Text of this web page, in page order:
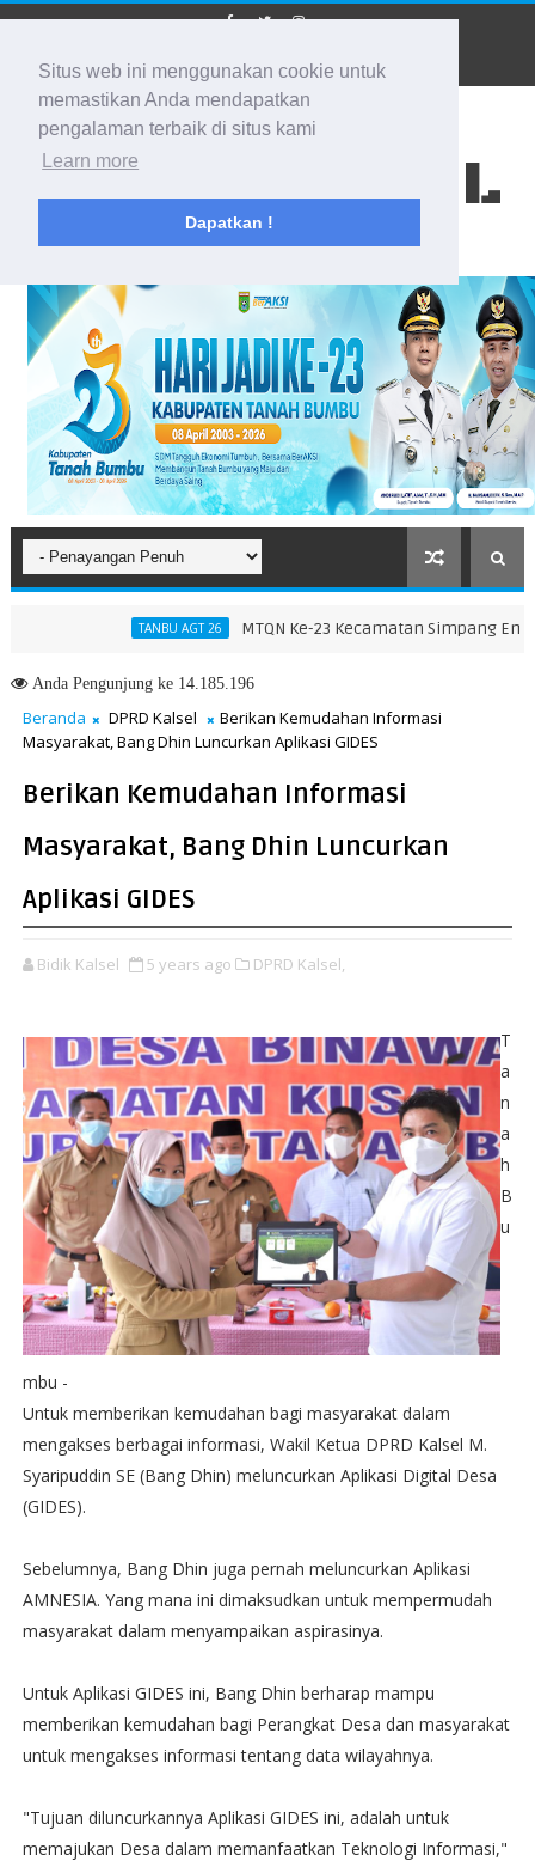
Situs web ini menggunakan cookie untuk
memastikan Anda mendapatkan
pengalaman terbaik di situs kami
Learn more
Dapatkan !
BIDIK KALSEL
Membidik Ke Segala Arah
TANBU AGT 26 MTQN Ke-23 Kecamatan Simpang Empat:
dan Pelatihan Calon Paskibraka 2026
AndaPengunjung ke 14.185.196
Beranda DPRD Kalsel
Berikan Kemudahan Informasi
Masyarakat, Bang Dhin Luncurkan Aplikasi GIDES
Berikan Kemudahan Informasi
Masyarakat, Bang Dhin Luncurkan
Aplikasi GIDES
Bidik Kalsel 5 years ago DPRD Kalsel,
T
a
n
a
h
B
u
mbu -
Untuk memberikan kemudahan bagi masyarakat dalam
mengakses berbagai informasi, Wakil Ketua DPRD Kalsel M.
Syaripuddin SE (Bang Dhin) meluncurkan Aplikasi Digital Desa
(GIDES).
Sebelumnya, Bang Dhin juga pernah meluncurkan Aplikasi
AMNESIA. Yang mana ini dimaksudkan untuk mempermudah
masyarakat dalam menyampaikan aspirasinya.
Untuk Aplikasi GIDES ini, Bang Dhin berharap mampu
memberikan kemudahan bagi Perangkat Desa dan masyarakat
untuk mengakses informasi tentang data wilayahnya.
"Tujuan diluncurkannya Aplikasi GIDES ini, adalah untuk
memajukan Desa dalam memanfaatkan Teknologi Informasi,"